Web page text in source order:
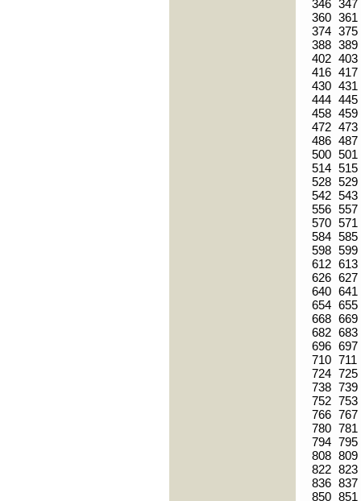
346 347
360 361
374 375
388 389
402 403
416 417
430 431
444 445
458 459
472 473
486 487
500 501
514 515
528 529
542 543
556 557
570 571
584 585
598 599
612 613
626 627
640 641
654 655
668 669
682 683
696 697
710 711
724 725
738 739
752 753
766 767
780 781
794 795
808 809
822 823
836 837
850 851